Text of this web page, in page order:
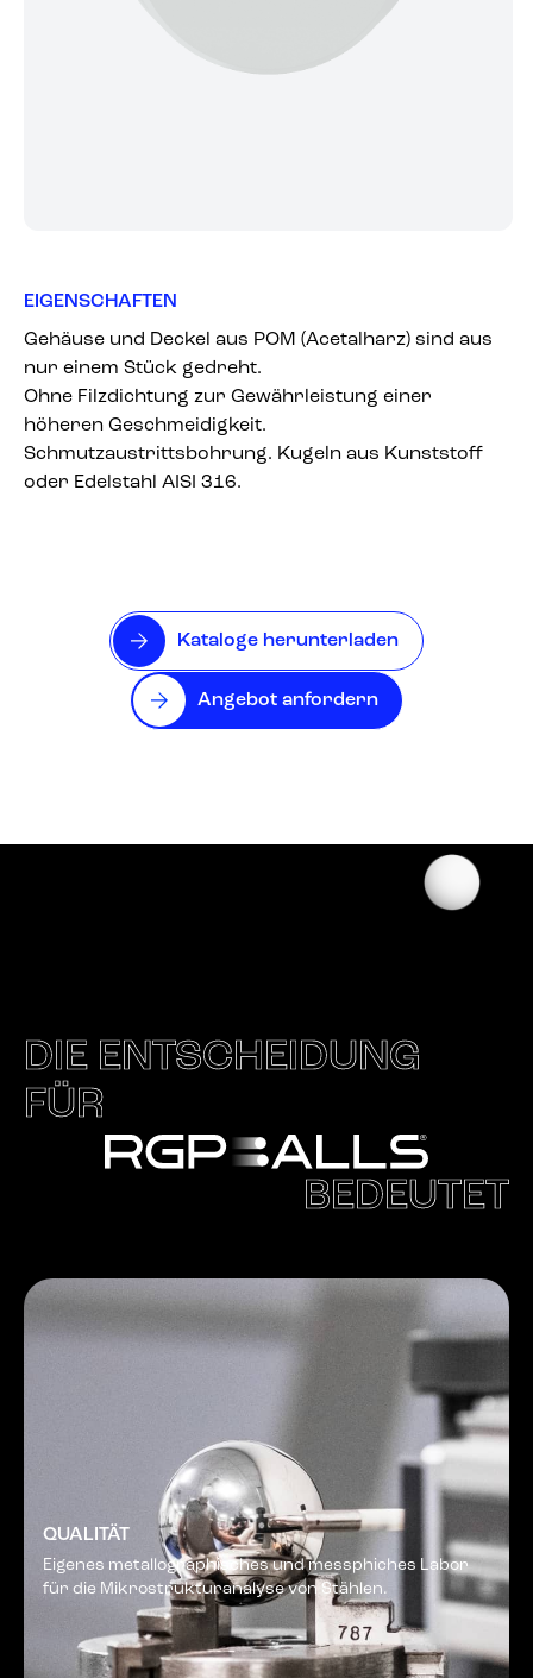
EIGENSCHAFTEN
Gehäuse und Deckel aus POM (Acetalharz) sind aus
nur einem Stück gedreht.
Ohne Filzdichtung zur Gewährleistung einer
höheren Geschmeidigkeit.
Schmutzaustrittsbohrung. Kugeln aus Kunststoff
oder Edelstahl AISI 316.
Kataloge herunterladen
Angebot anfordern
DIE ENTSCHEIDUNG
FÜR
BEDEUTET
QUALITÄT
Eigenes metallographisches und messphiches Labor
für die Mikrostrukturanalyse von Stählen.